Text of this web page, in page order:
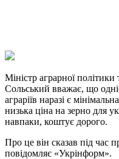
Link
Print
Міністр аграрної політики
Сольський вважає, що
аграріїв наразі є
низька ціна на зерно для
навпаки, коштує дорого.
Про це він сказав під час
повідомляє «Укрінформ».